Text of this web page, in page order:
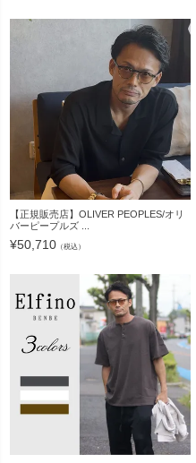
【正規販売店】OLIVER PEOPLES/オリ
バーピープルズ ...
¥50,710 （税込）